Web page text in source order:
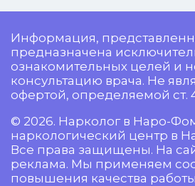
Информация,
предназначена
ознакомительных целей и
консультацию врача. Не
офертой, определяемой ст.
© 2026. Нарколог в Наро-
наркологический центр в
Все права защищены. На
реклама. Мы применяем
повышения качества